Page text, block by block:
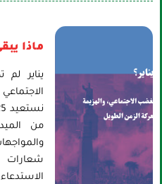
ماذا
يناير
من
شعارات